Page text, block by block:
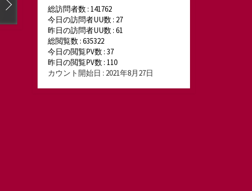
総訪問者数 : 141762
今日の訪問者UU数 : 27
昨日の訪問者UU数 : 61
総閲覧数 : 635322
今日の閲覧PV数 : 37
昨日の閲覧PV数 : 110
カウント開始日 : 2021年8月27日